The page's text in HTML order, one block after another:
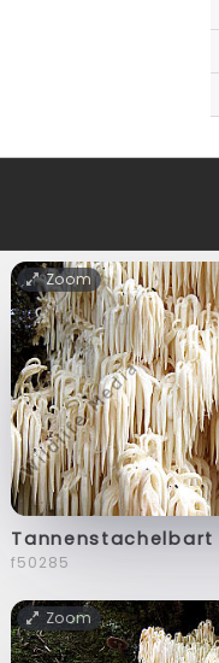
Zoom
Tannenstachelbart
f50285
Zoom